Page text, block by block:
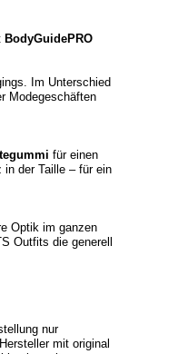
BodyGuidePRO
Im Unterschied
Modegeschäften
für einen
der Taille – für ein
Optik im ganzen
Outfits die generell
nur
mit original